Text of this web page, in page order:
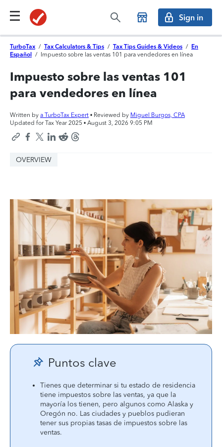
Sign in
TurboTax / Tax Calculators & Tips / Tax Tips Guides & Videos / En
Español
/ Impuesto sobre las ventas 101 para vendedores en línea
Impuesto sobre las ventas 101
para vendedores en línea
Written by a TurboTax Expert • Reviewed by Miguel Burgos, CPA
Updated for Tax Year 2025 • August 3, 2026 9:05 PM
OVERVIEW
Puntos clave
Tienes que determinar si tu estado de residencia
tiene impuestos sobre las ventas, ya que la
mayoría los tienen, pero algunos como Alaska y
Oregón no. Las ciudades y pueblos pudieran
tener sus propias tasas de impuestos sobre las
ventas.